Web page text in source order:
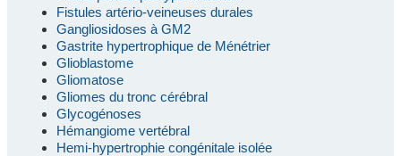
Fistules artério-veineuses durales
Gangliosidoses à GM2
Gastrite hypertrophique de Ménétrier
Glioblastome
Gliomatose
Gliomes du tronc cérébral
Glycogénoses
Hémangiome vertébral
Hemi-hypertrophie congénitale isolée